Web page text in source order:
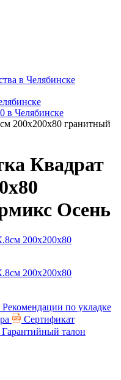
в Челябинске
в Челябинске
200х200х80 гранитный
Квадрат
Осень
Рекомендации по укладке
Сертификат
Гарантийный талон